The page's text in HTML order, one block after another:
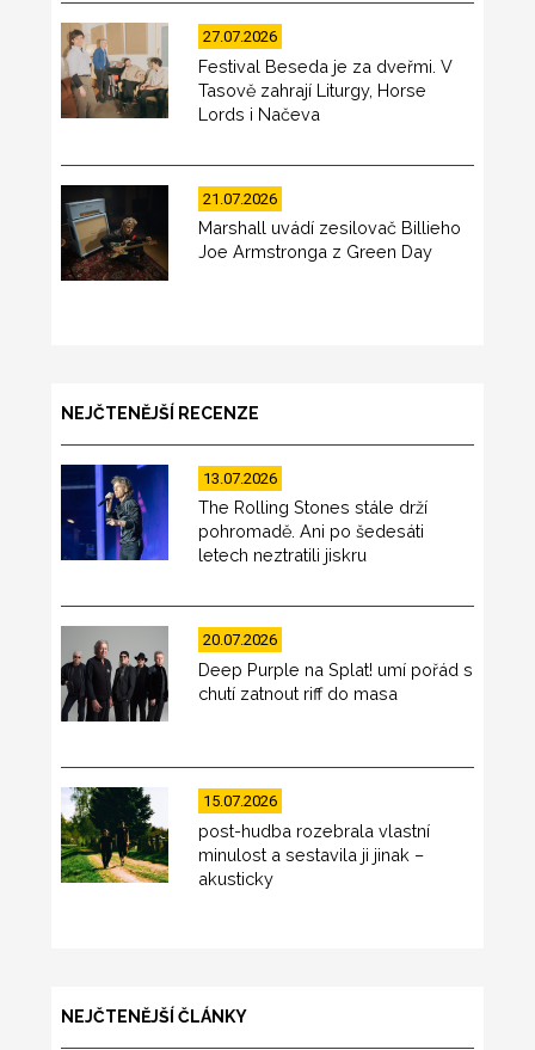
27.07.2026
Festival Beseda je za dveřmi. V
Tasově zahrají Liturgy, Horse
Lords i Načeva
21.07.2026
Marshall uvádí zesilovač Billieho
Joe Armstronga z Green Day
NEJČTENĚJŠÍ RECENZE
13.07.2026
The Rolling Stones stále drží
pohromadě. Ani po šedesáti
letech neztratili jiskru
20.07.2026
Deep Purple na Splat! umí pořád s
chutí zatnout riff do masa
15.07.2026
post-hudba rozebrala vlastní
minulost a sestavila ji jinak –
akusticky
NEJČTENĚJŠÍ ČLÁNKY